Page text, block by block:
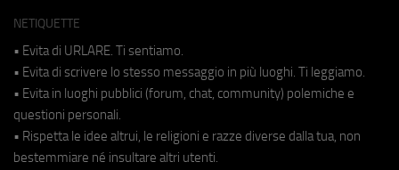
NETIQUETTE
• Evita di URLARE. Ti sentiamo.
• Evita di scrivere lo stesso messaggio in più luoghi. Ti leggiamo.
• Evita in luoghi pubblici (forum, chat, community) polemiche e
questioni personali.
• Rispetta le idee altrui, le religioni e razze diverse dalla tua, non
bestemmiare né insultare altri utenti.